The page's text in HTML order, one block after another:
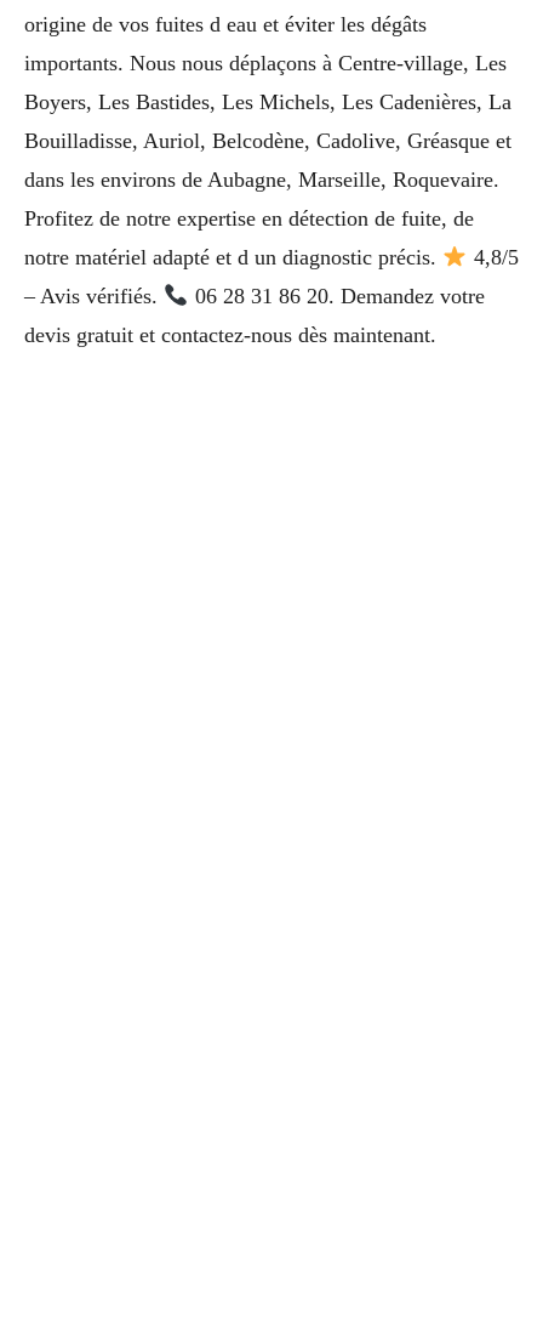
origine de vos fuites d eau et éviter les dégâts
importants. Nous nous déplaçons à Centre-village, Les
Boyers, Les Bastides, Les Michels, Les Cadenières, La
Bouilladisse, Auriol, Belcodène, Cadolive, Gréasque et
dans les environs de Aubagne, Marseille, Roquevaire.
Profitez de notre expertise en détection de fuite, de
notre matériel adapté et d un diagnostic précis.
4,8/5
– Avis vérifiés.
06 28 31 86 20. Demandez votre
devis gratuit et contactez-nous dès maintenant.